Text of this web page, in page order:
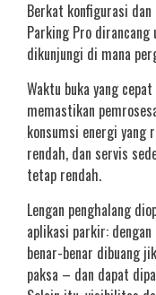
Berkat konfigurasi dan
Parking Pro
dikunjungi di mana
Waktu buka yang
memastikan
konsumsi energi yang
rendah, dan servis
tetap rendah.
Lengan penghalang
aplikasi parkir: dengan
benar-benar dibuang
paksa – dan dapat